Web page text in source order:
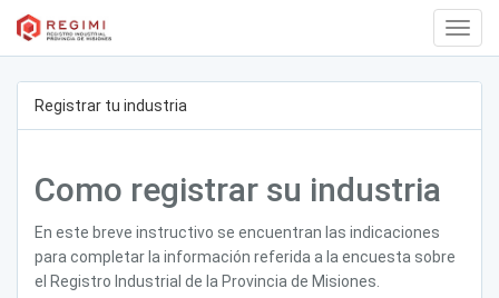
Registrar tu industria
Como registrar su industria
En este breve instructivo se encuentran las indicaciones
para completar la información referida a la encuesta sobre
el Registro Industrial de la Provincia de Misiones.